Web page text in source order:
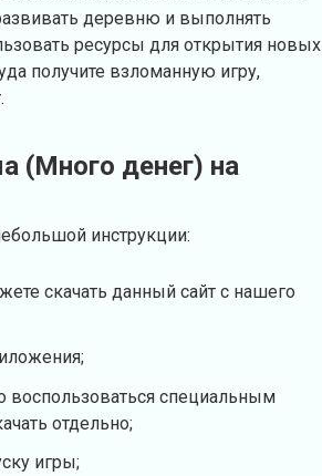
деревню и выполнять
ресурсы для открытия новых
получите взломанную игру,
(Много денег) на
инструкции:
скачать данный сайт с нашего
специальным
отдельно;
игры;